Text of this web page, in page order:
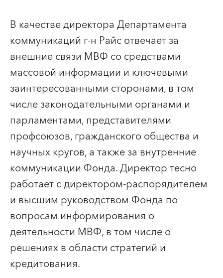
В качестве директора Департамента
коммуникаций г-н Райс отвечает за
внешние связи МВФ со средствами
массовой информации и ключевыми
заинтересованными сторонами, в том
числе законодательными органами и
парламентами, представителями
профсоюзов, гражданского общества и
научных кругов, а также за внутренние
коммуникации Фонда. Директор тесно
работает с директором-распорядителем
и высшим руководством Фонда по
вопросам информирования о
деятельности МВФ, в том числе о
решениях в области стратегий и
кредитования.